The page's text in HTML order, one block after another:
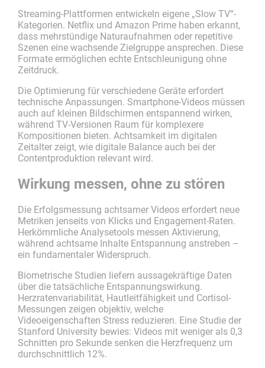
Streaming-Plattformen entwickeln eigene „Slow TV“-
Kategorien. Netflix und Amazon Prime haben erkannt,
dass mehrstündige Naturaufnahmen oder repetitive
Szenen eine wachsende Zielgruppe ansprechen. Diese
Formate ermöglichen echte Entschleunigung ohne
Zeitdruck.
Die Optimierung für verschiedene Geräte erfordert
technische Anpassungen. Smartphone-Videos müssen
auch auf kleinen Bildschirmen entspannend wirken,
während TV-Versionen Raum für komplexere
Kompositionen bieten. Achtsamkeit im digitalen
Zeitalter zeigt, wie digitale Balance auch bei der
Contentproduktion relevant wird.
Wirkung messen, ohne zu stören
Die Erfolgsmessung achtsamer Videos erfordert neue
Metriken jenseits von Klicks und Engagement-Raten.
Herkömmliche Analysetools messen Aktivierung,
während achtsame Inhalte Entspannung anstreben –
ein fundamentaler Widerspruch.
Biometrische Studien liefern aussagekräftige Daten
über die tatsächliche Entspannungswirkung.
Herzratenvariabilität, Hautleitfähigkeit und Cortisol-
Messungen zeigen objektiv, welche
Videoeigenschaften Stress reduzieren. Eine Studie der
Stanford University bewies: Videos mit weniger als 0,3
Schnitten pro Sekunde senken die Herzfrequenz um
durchschnittlich 12%.